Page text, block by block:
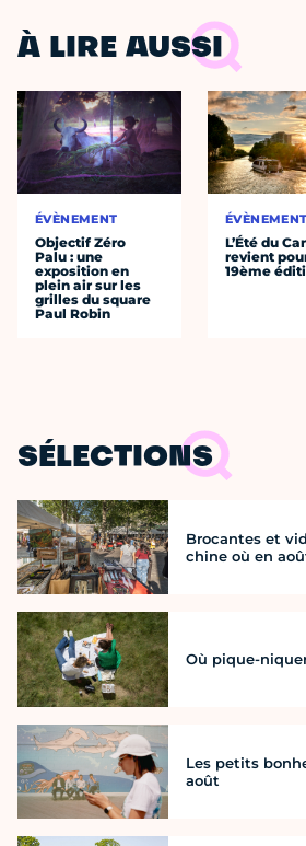
À LIRE AUSSI
ÉVÈNEMENT
Objectif Zéro
Palu : une
exposition en
plein air sur les
grilles du square
Paul Robin
ÉVÈNEMENT
L’Été du
revient
19ème
SÉLECTIONS
Brocantes et
chine où en
Où pique-
Les petits
août